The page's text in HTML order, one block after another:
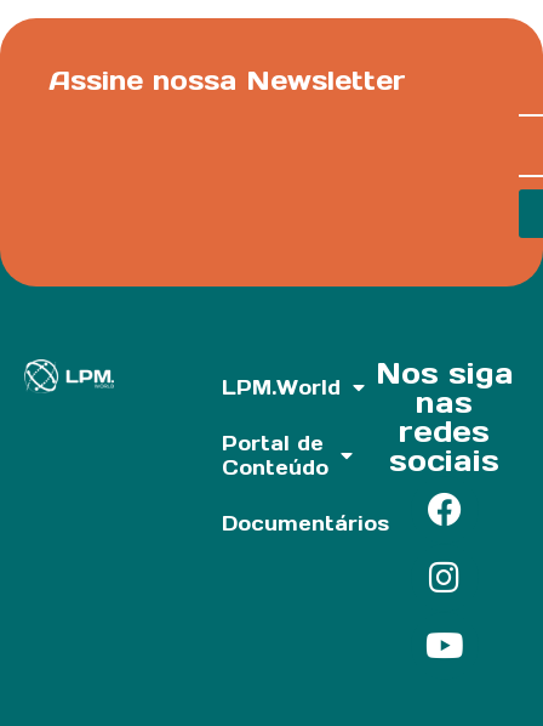
Assine nossa Newsletter
LPM.World
Portal de
Conteúdo
Documentários
Nos siga
nas
redes
sociais